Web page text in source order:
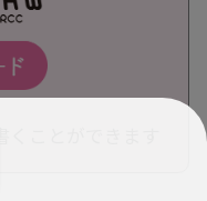
くことができます